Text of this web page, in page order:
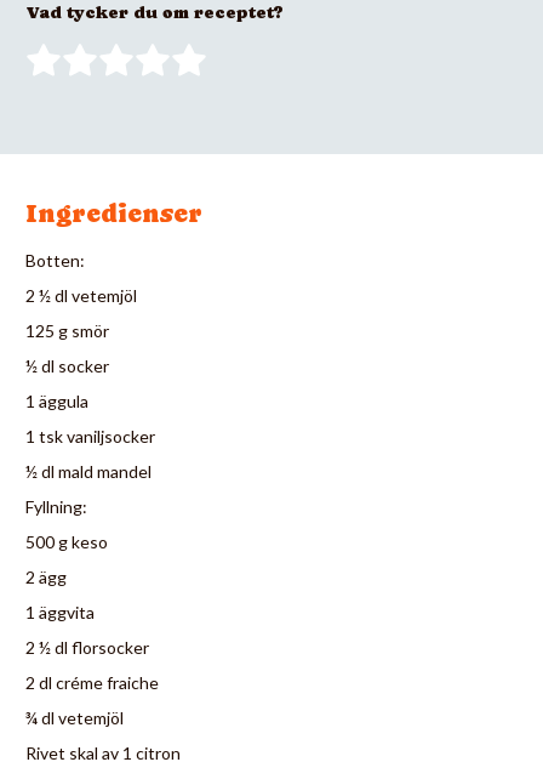
Vad tycker du om receptet?
Ingredienser
Botten:
2 ½ dl vetemjöl
125 g smör
½ dl socker
1 äggula
1 tsk vaniljsocker
½ dl mald mandel
Fyllning:
500 g keso
2 ägg
1 äggvita
2 ½ dl florsocker
2 dl créme fraiche
¾ dl vetemjöl
Rivet skal av 1 citron